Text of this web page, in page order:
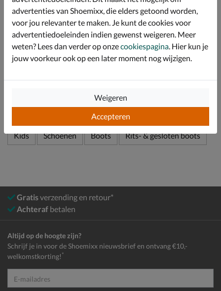
Afgewerkt met een rubberen profielzool. Deze is
robuust en gripvast waardoor je stabiel staat op alle
ondergronden.
Specificaties
Bekijk meer
Kids Schoenen Boots Rits- & gesloten boots
Gratisverzending en retour*
Achteraf betalen
Altijd op de hoogte zijn?
Schrijf je in voor de Shoemixx nieuwsbrief en ontvang €10,-
welkomstkorting! *
advertenties van Shoemixx, die elders getoond worden,
voor jou relevanter te maken. Je kunt de cookies voor
advertentiedoeleinden indien gewenst weigeren. Meer
weten? Lees dan verder op onzecookiespagina. Hier kun je
jouw voorkeur ook op een later moment nog wijzigen.
Accepteren
Weigeren